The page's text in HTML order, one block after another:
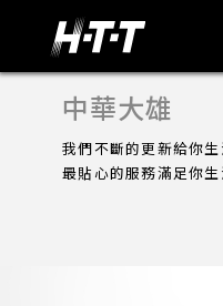
中華大雄
我們不斷的更新給你生
最貼心的服務滿足你生